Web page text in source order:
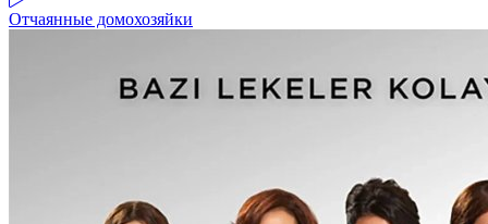
Отчаянные домохозяйки